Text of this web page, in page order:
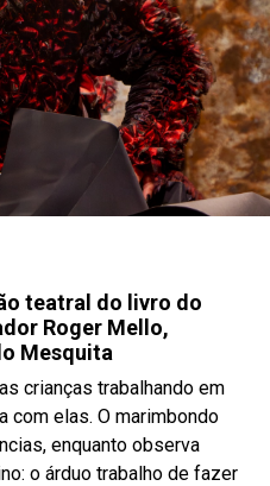
teatral do livro do
Roger Mello,
Mesquita
crianças trabalhando em
com elas. O marimbondo
enquanto observa
o árduo trabalho de fazer